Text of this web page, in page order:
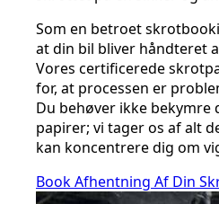
Som en betroet
at din bil bliver håndteret
Vores certificerede
for, at processen er
Du behøver ikke
papirer; vi tager os af alt
kan koncentrere dig om
Book Afhentning Af Din